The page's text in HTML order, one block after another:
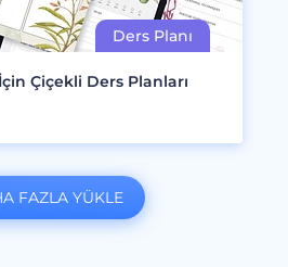
Çiçekli Ders Planları
FAZLA YÜKLE